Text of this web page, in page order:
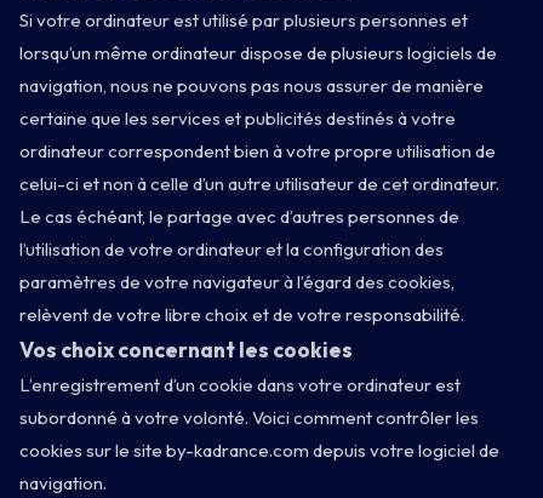
Si votre ordinateur est utilisé par plusieurs personnes et
lorsqu’un même ordinateur dispose de plusieurs logiciels de
navigation, nous ne pouvons pas nous assurer de manière
certaine que les services et publicités destinés à votre
ordinateur correspondent bien à votre propre utilisation de
celui-ci et non à celle d’un autre utilisateur de cet ordinateur.
Le cas échéant, le partage avec d’autres personnes de
l’utilisation de votre ordinateur et la configuration des
paramètres de votre navigateur à l’égard des cookies,
relèvent de votre libre choix et de votre responsabilité.
Vos choix concernant les cookies
L’enregistrement d’un cookie dans votre ordinateur est
subordonné à votre volonté. Voici comment contrôler les
cookies sur le site by-kadrance.com depuis votre logiciel de
navigation.